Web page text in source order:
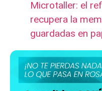
Microtaller: el
recupera la
guardadas en